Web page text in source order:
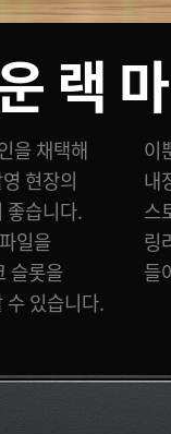
랙
을 채택해
현장의
좋습니다.
일을
슬롯을
수 있습니다.
스위치도
니터에서
슬롯에는
빛이
들